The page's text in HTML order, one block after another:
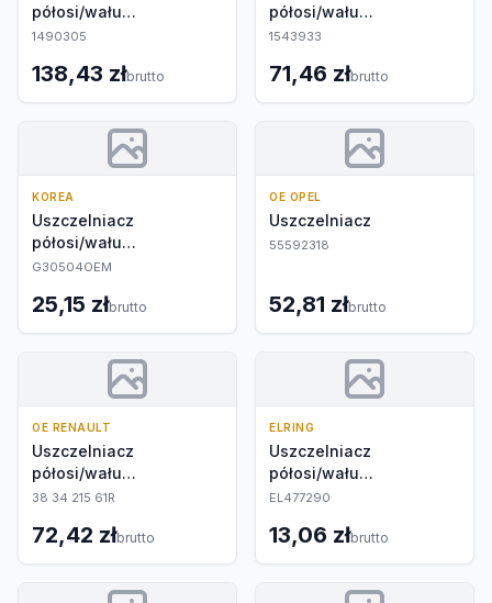
półosi/wału
napędowego
1490305
138,43 złbrutto
półosi/wału
napędowego
1543933
71,46 złbrutto
KOREA
Uszczelniacz
półosi/wału
napędowego
G30504OEM
25,15 złbrutto
OE OPEL
Uszczelniacz
55592318
52,81 złbrutto
OE RENAULT
Uszczelniacz
półosi/wału
napędowego
38 34 215 61R
72,42 złbrutto
ELRING
Uszczelniacz
półosi/wału
napędowego
EL477290
13,06 złbrutto